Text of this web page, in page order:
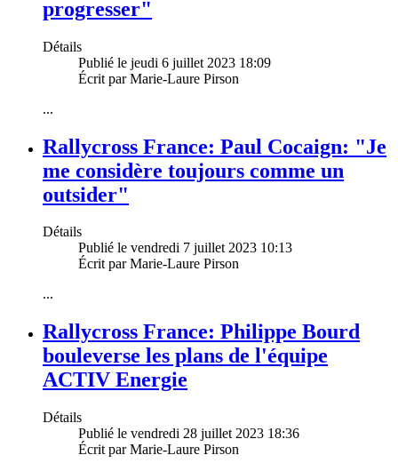
progresser"
Détails
Publié le jeudi 6 juillet 2023 18:09
Écrit par Marie-Laure Pirson
...
Rallycross France: Paul Cocaign: "Je
me considère toujours comme un
outsider"
Détails
Publié le vendredi 7 juillet 2023 10:13
Écrit par Marie-Laure Pirson
...
Rallycross France: Philippe Bourd
bouleverse les plans de l'équipe
ACTIV Energie
Détails
Publié le vendredi 28 juillet 2023 18:36
Écrit par Marie-Laure Pirson